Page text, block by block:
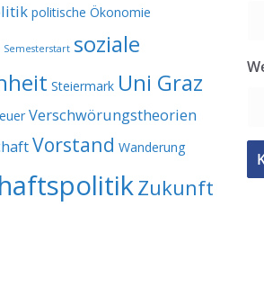
politische Ökonomie
Semesterstart soziale
Steiermark Uni Graz
Verschwörungstheorien
Vorstand Wanderung
Zukunft